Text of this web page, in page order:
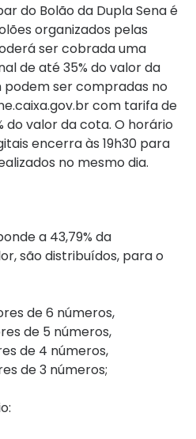
do Bolão da Dupla Sena é
organizados pelas
ser cobrada uma
de até 35% do valor da
ser compradas no
com tarifa de
do valor da cota. O horário
encerra às 19h30 para
no mesmo dia.
a 43,79% da
são distribuídos, para o
de 6 números,
de 5 números,
de 4 números,
de 3 números;